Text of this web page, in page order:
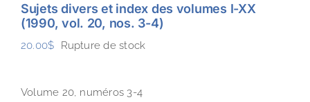
Sujets divers et index des volumes I-XX
(1990, vol. 20, nos. 3-4)
20.00$ Rupture de stock
Volume 20, numéros 3-4